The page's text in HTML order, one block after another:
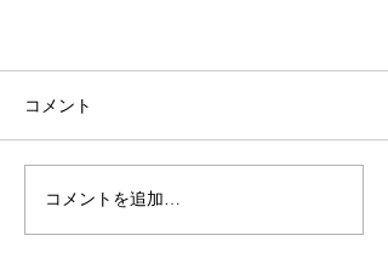
コメント
コメントを追加…